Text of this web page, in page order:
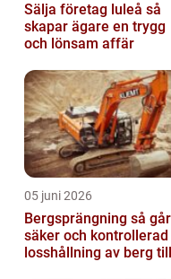
Sälja företag luleå så
skapar ägare en trygg
och lönsam affär
05 juni 2026
Bergsprängning så går
säker och kontrollerad
losshållning av berg till